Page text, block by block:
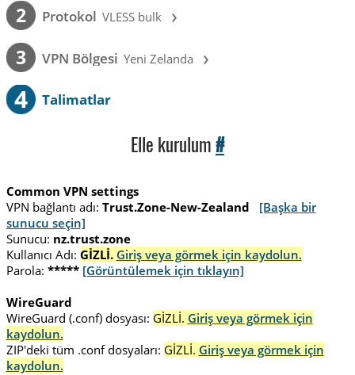
2 Protokol VLESS bulk ›
3 VPN Bölgesi Yeni Zelanda ›
4 Talimatlar
Elle kurulum #
Common VPN settings
VPN bağlantı adı: Trust.Zone-New-Zealand
[Başka bir
sunucu seçin]
Sunucu: nz.trust.zone
Kullanıcı Adı: GİZLİ. Giriş veya görmek için kaydolun.
Parola: ***** [Görüntülemek için tıklayın]
WireGuard
WireGuard (.conf) dosyası: GİZLİ. Giriş veya görmek için
kaydolun.
ZIP'deki tüm .conf dosyaları: GİZLİ. Giriş veya görmek için
kaydolun.